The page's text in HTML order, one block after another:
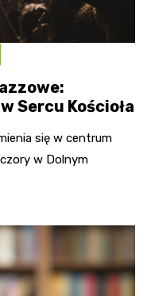
Sercu Kościoła
się w centrum
w Dolnym